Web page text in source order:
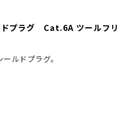
プラグ Cat.6A ツールフリ
ルドプラグ。